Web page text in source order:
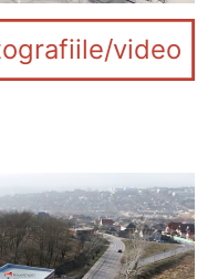
video